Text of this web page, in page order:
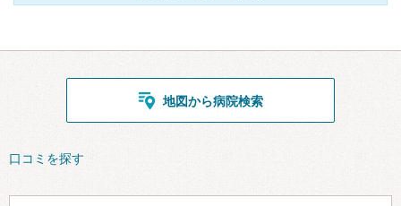
地図から病院検索
口コミを探す